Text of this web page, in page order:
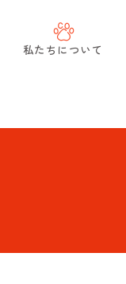
私たちについて